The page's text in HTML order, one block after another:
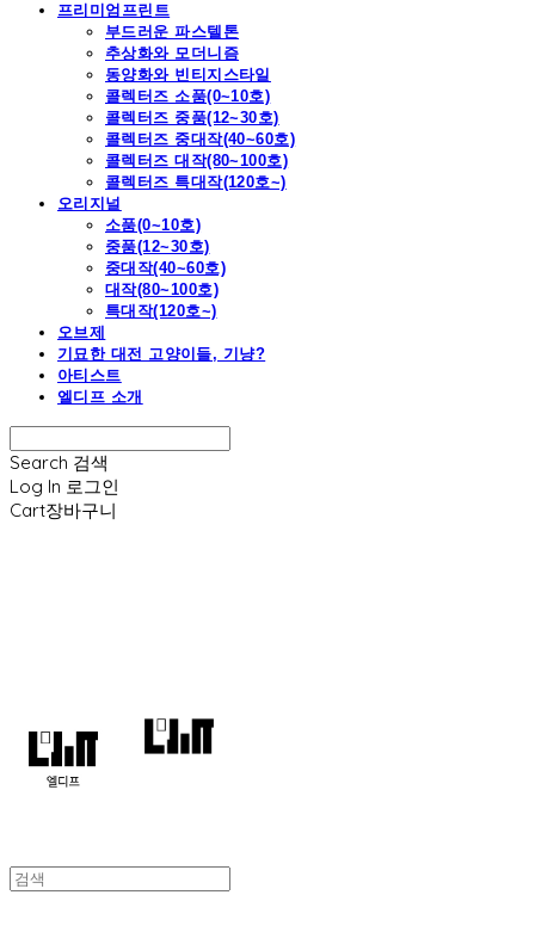
프리미엄프린트
부드러운 파스텔톤
추상화와 모더니즘
동양화와 빈티지스타일
콜렉터즈 소품(0~10호)
콜렉터즈 중품(12~30호)
콜렉터즈 중대작(40~60호)
콜렉터즈 대작(80~100호)
콜렉터즈 특대작(120호~)
오리지널
소품(0~10호)
중품(12~30호)
중대작(40~60호)
대작(80~100호)
특대작(120호~)
오브제
기묘한 대전 고양이들, 기냥?
아티스트
엘디프 소개
Search 검색
Log In 로그인
Cart장바구니